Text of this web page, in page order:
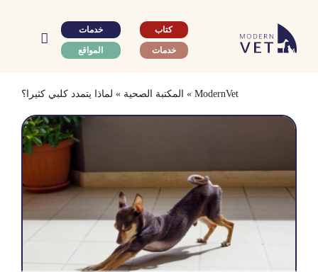
content
كتاب
خدمات
خدمات
المواقع
ModernVet
» المكتبة الصحية » لماذا يتمدد كلبي كثيرا؟